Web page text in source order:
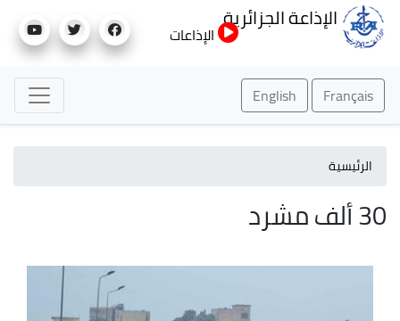
إلى
الإذاعة الجزائرية
الإذاعات
Français
English
الرئيسية
30 ألف مشرد